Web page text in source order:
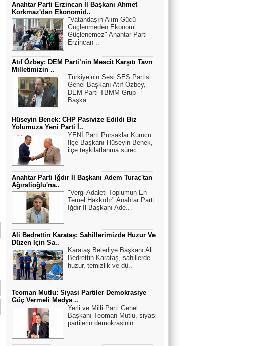
Anahtar Parti Erzincan İl Başkanı Ahmet
Korkmaz'dan Ekonomid..
"Vatandaşın Alım Gücü
Güçlenmeden Ekonomi
Güçlenemez" Anahtar Parti
Erzincan ..
Atıf Özbey: DEM Parti’nin Mescit Karşıtı Tavrı
Milletimizin ..
Türkiye’nin Sesi SES Partisi
Genel Başkanı Atıf Özbey,
DEM Parti TBMM Grup
Başka..
Hüseyin Benek: CHP Pasivize Edildi Biz
Yolumuza Yeni Parti İ..
YENİ Parti Pursaklar Kurucu
İlçe Başkanı Hüseyin Benek,
ilçe teşkilatlanma sürec..
Anahtar Parti Iğdır İl Başkanı Adem Turaç'tan
Ağıralioğlu'na..
"Vergi Adaleti Toplumun En
Temel Hakkıdır" Anahtar Parti
Iğdır İl Başkanı Ade..
Ali Bedrettin Karataş: Sahillerimizde Huzur Ve
Düzen İçin Sa..
Karataş Belediye Başkanı Ali
Bedrettin Karataş, sahillerde
huzur, temizlik ve dü..
Teoman Mutlu: Siyasi Partiler Demokrasiye
Güç Vermeli Medya ..
Yerli ve Milli Parti Genel
Başkanı Teoman Mutlu, siyasi
partilerin demokrasinin ..